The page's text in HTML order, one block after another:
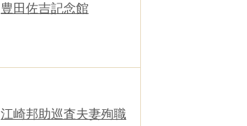
豊田佐吉記念館
江崎邦助巡査夫妻殉職